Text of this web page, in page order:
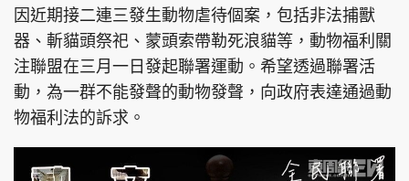
因近期接二連三發生動物虐待個案，包括非法捕獸
器、斬貓頭祭祀、蒙頭索帶勒死浪貓等，動物福利關
注聯盟在三月一日發起聯署運動。希望透過聯署活
動，為一群不能發聲的動物發聲，向政府表達通過動
物福利法的訴求。